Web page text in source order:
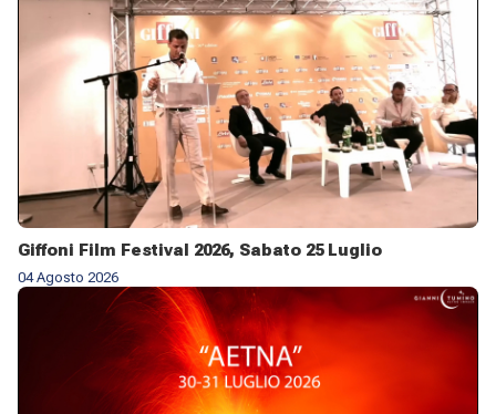
Giffoni Film Festival 2026, Sabato 25 Luglio
04 Agosto 2026